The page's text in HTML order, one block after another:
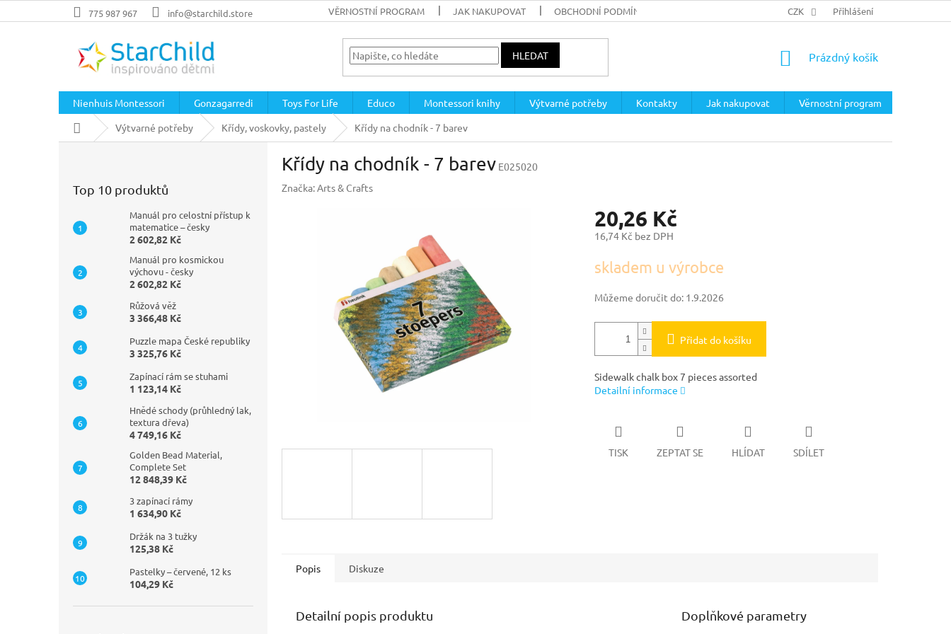
na
775 987 967 info@starchild.store VĚRNOSTNÍ PROGRAM JAK NAKUPOVAT OBCHODNÍ PODMÍNKY PODMÍNKY OCHRANY OSOBNÍCH ÚDAJŮ
CZK Přihlášení
HLEDAT
NÁKUPNÍ
Prázdný košík
Nienhuis Montessori Gonzagarredi Toys For Life Educo Montessori knihy Výtvarné potřeby Kontakty Jak nakupovat
Věrnostní program
Domů Výtvarné potřeby Křídy, voskovky, pastely Křídy na chodník - 7 barev
Top 10 produktů
Manuál pro celostní přístup k
matematice – česky
2 602,82 Kč
Manuál pro kosmickou
výchovu - česky
2 602,82 Kč
Růžová věž
3 366,48 Kč
Puzzle mapa České republiky
3 325,76 Kč
Zapínací rám se stuhami
1 123,14 Kč
Hnědé schody (průhledný lak,
textura dřeva)
4 749,16 Kč
Golden Bead Material,
Complete Set
12 848,39 Kč
3 zapínací rámy
1 634,90 Kč
Držák na 3 tužky
125,38 Kč
Pastelky – červené, 12 ks
104,29 Kč
Křídy na chodník - 7 barev E025020
Značka:Arts & Crafts
20,26 Kč
16,74 Kč bez DPH
cena:
skladem u výrobce
Můžeme doručit do: 1.9.2026
Přidat do košíku
Sidewalk chalk box 7 pieces assorted
Detailní informace
TISK ZEPTAT SE HLÍDAT SDÍLET
Popis Diskuze
Detailní popis produktu Doplňkové parametry